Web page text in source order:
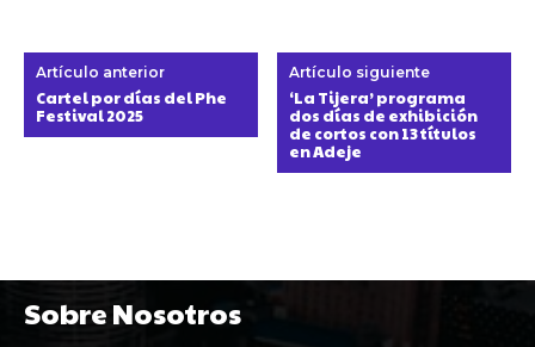
Artículo anterior
Cartel por días del Phe
Festival 2025
Artículo siguiente
‘La Tijera’ programa
dos días de exhibición
de cortos con 13 títulos
en Adeje
Sobre Nosotros